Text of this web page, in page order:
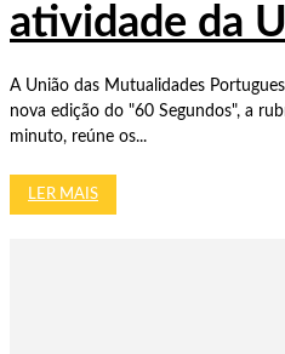
atividade da
A União das Mutualidades
nova edição do "60 Segundos", a
minuto, reúne os...
LER MAIS